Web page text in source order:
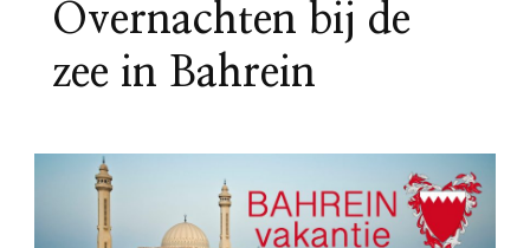
Overnachten bij de
zee in Bahrein